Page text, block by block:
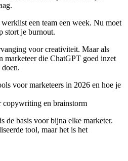
een team een week. Nu moet
stort je burnout.
voor creativiteit. Maar als
marketeer die ChatGPT goed inzet
voor marketeers in 2026 en hoe je
copywriting en brainstorm
de basis voor bijna elke marketer.
tool, maar het is het